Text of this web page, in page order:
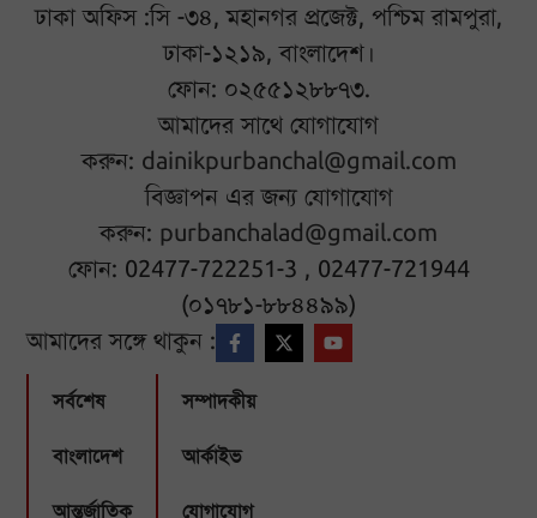
ঢাকা অফিস :সি -৩৪, মহানগর প্রজেক্ট, পশ্চিম রামপুরা,
ঢাকা-১২১৯, বাংলাদেশ।
ফোন: ০২৫৫১২৮৮৭৩.
আমাদের সাথে যোগাযোগ
করুন: dainikpurbanchal@gmail.com
বিজ্ঞাপন এর জন্য যোগাযোগ
করুন: purbanchalad@gmail.com
ফোন: 02477-722251-3 , 02477-721944
(০১৭৮১-৮৮৪৪৯৯)
আমাদের সঙ্গে থাকুন :
সর্বশেষ
বাংলাদেশ
আন্তর্জাতিক
সম্পাদকীয়
আর্কাইভ
যোগাযোগ